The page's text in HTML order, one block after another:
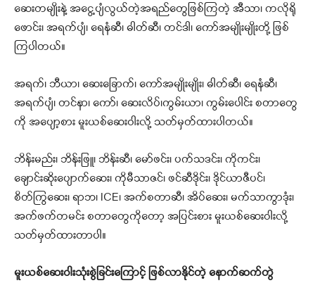
ဆေးတမျိုးနဲ့ အငွေ့ပျံလွယ်တဲ့အရည်တွေဖြစ်ကြတဲ့ အီသာ၊ ကလိုရို
ဖောင်း၊ အရက်ပျံ၊ ရေနံဆီ၊ ဓါတ်ဆီ၊ တင်ဒါ၊ ကော်အမျိုးမျိုးတို့ ဖြစ်
ကြပါတယ်။
အရက်၊ ဘီယာ၊ ဆေးခြောက်၊ ကော်အမျိုးမျိုး၊ ဓါတ်ဆီ၊ ရေနံဆီ၊
အရက်ပျံ၊ တင်နာ၊ ကော်၊ ဆေးလိပ်၊ကွမ်းယာ၊ ကွမ်းပေါင်း စတာတွေ
ကို အပျော့စား မူးယစ်ဆေးဝါးလို့ သတ်မှတ်ထားပါတယ်။
ဘိန်းမည်း၊ ဘိန်းဖြူ၊ ဘိန်းဆီ၊ မော်ဖင်း၊ ပက်သဒင်း၊ ကိုကင်း၊
ချောင်းဆိုးပျောက်ဆေး၊ ကိုမီသာဇင်၊ ဖင်ဆီဒိုင်း၊ ဒိုင်ယာဇီပင်၊
စိတ်ကြွဆေး၊ ရာဘ၊ ICE၊ အက်စတာဆီ၊ အိပ်ဆေး၊ မက်သာကွာဒုံး၊
အက်ဖက်တမင်း စတာတွေကိုတော့ အပြင်းစား မူးယစ်ဆေးဝါးလို့
သတ်မှတ်ထားတာပါ။
မူးယစ်ဆေးဝါးသုံးစွဲခြင်းကြောင့် ဖြစ်လာနိုင်တဲ့ နောက်ဆက်တွဲ